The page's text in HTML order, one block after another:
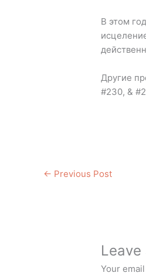
В этом
Другие
#230, &
← Previous Post
Leave
Your